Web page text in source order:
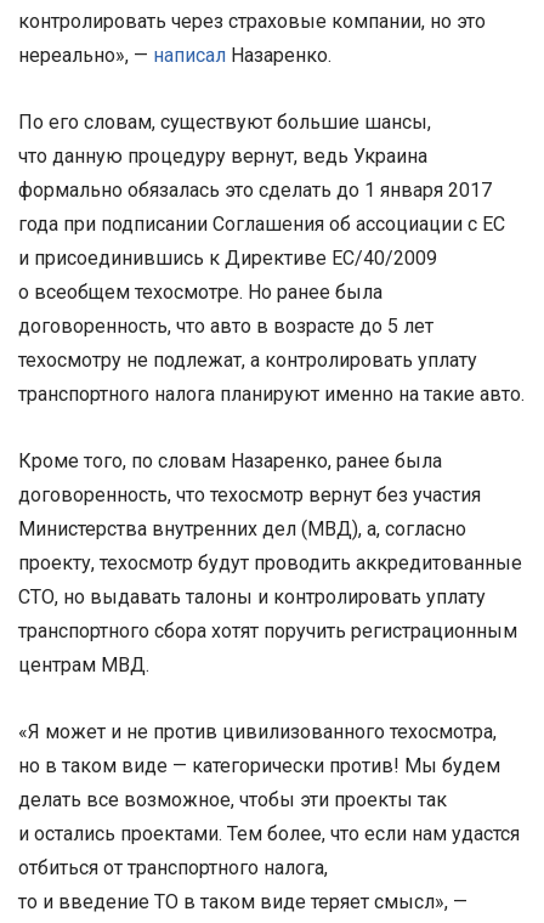
контролировать через страховые компании, но это
нереально», — написал Назаренко.
По его словам, существуют большие шансы,
что данную процедуру вернут, ведь Украина
формально обязалась это сделать до 1 января 2017
года при подписании Соглашения об ассоциации с ЕС
и присоединившись к Директиве ЕС/40/2009
о всеобщем техосмотре. Но ранее была
договоренность, что авто в возрасте до 5 лет
техосмотру не подлежат, а контролировать уплату
транспортного налога планируют именно на такие авто.
Кроме того, по словам Назаренко, ранее была
договоренность, что техосмотр вернут без участия
Министерства внутренних дел (МВД), а, согласно
проекту, техосмотр будут проводить аккредитованные
СТО, но выдавать талоны и контролировать уплату
транспортного сбора хотят поручить регистрационным
центрам МВД.
«Я может и не против цивилизованного техосмотра,
но в таком виде — категорически против! Мы будем
делать все возможное, чтобы эти проекты так
и остались проектами. Тем более, что если нам удастся
отбиться от транспортного налога,
то и введение ТО в таком виде теряет смысл», —